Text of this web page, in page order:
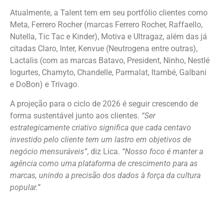
Atualmente, a Talent tem em seu portfólio clientes como
Meta, Ferrero Rocher (marcas Ferrero Rocher, Raffaello,
Nutella, Tic Tac e Kinder), Motiva e Ultragaz, além das já
citadas Claro, Inter, Kenvue (Neutrogena entre outras),
Lactalis (com as marcas Batavo, President, Ninho, Nestlé
Iogurtes, Chamyto, Chandelle, Parmalat, Itambé, Galbani
e DoBon) e Trivago.
A projeção para o ciclo de 2026 é seguir crescendo de
forma sustentável junto aos clientes. “Ser
estrategicamente criativo significa que cada centavo
investido pelo cliente tem um lastro em objetivos de
negócio mensuráveis”, diz Lica. “Nosso foco é manter a
agência como uma plataforma de crescimento para as
marcas, unindo a precisão dos dados à força da cultura
popular.”